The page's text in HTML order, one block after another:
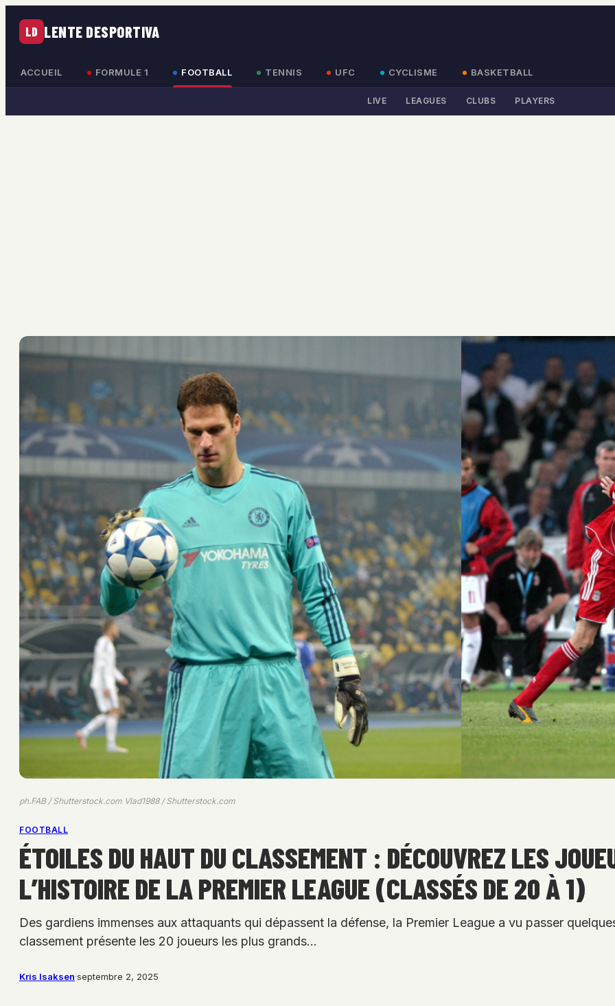
LD LENTE DESPORTIVA
ACCUEIL FORMULE 1 FOOTBALL TENNIS UFC CYCLISME BASKETBALL
LIVE LEAGUES CLUBS PLAYERS
ph.FAB / Shutterstock.com Vlad1988 / Shutterstock.com
FOOTBALL
ÉTOILES DU HAUT DU CLASSEMENT : DÉCOUVREZ LES
L’HISTOIRE DE LA PREMIER LEAGUE (CLASSÉS DE 20 À 1)
Des gardiens immenses aux attaquants qui dépassent la défense, la Premier League a vu passer
classement présente les 20 joueurs les plus grands…
Kris Isaksen·septembre 2, 2025